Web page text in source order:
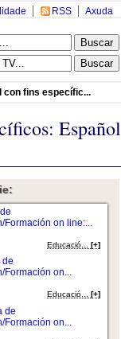
Axuda
RSS
con fins específic...
Español
Formación on line:...
Educació...[+]
de
Formación on...
Educació... [+]
de
Formación on...